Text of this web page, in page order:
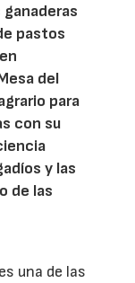
pastos
del
para
con su
y las
de las
una de las